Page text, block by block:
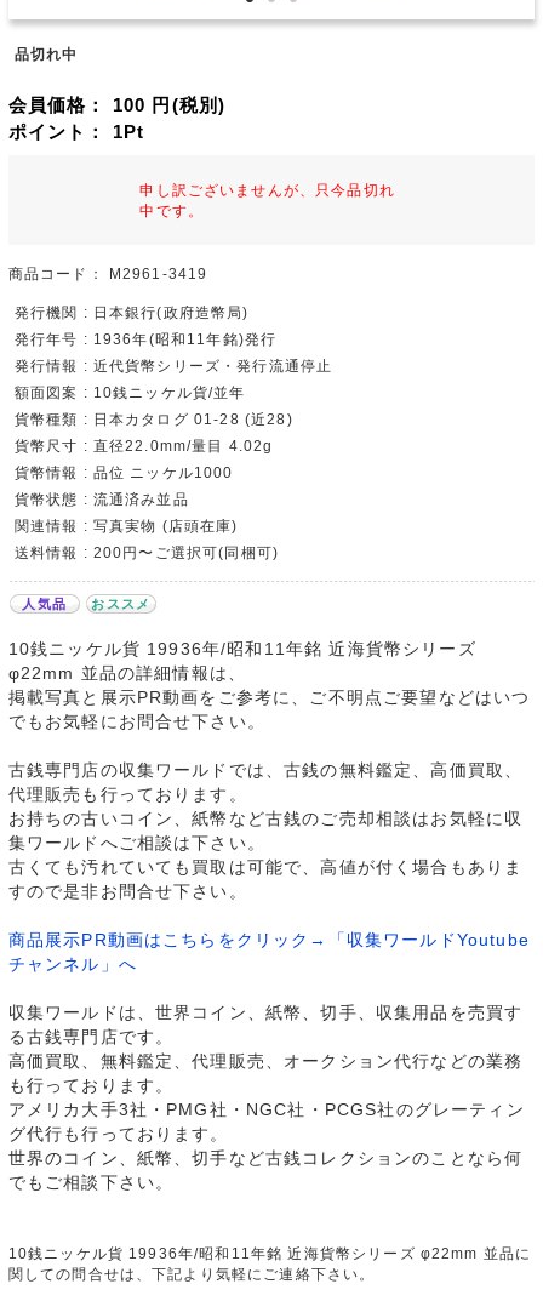
品切れ中
会員価格： 100 円(税別)
ポイント： 1Pt
申し訳ございませんが、只今品切れ
中です。
商品コード： M2961-3419
発行機関 : 日本銀行(政府造幣局)
発行年号 : 1936年(昭和11年銘)発行
発行情報 : 近代貨幣シリーズ・発行流通停止
額面図案 : 10銭ニッケル貨/並年
貨幣種類 : 日本カタログ 01-28 (近28)
貨幣尺寸 : 直径22.0mm/量目 4.02g
貨幣情報 : 品位 ニッケル1000
貨幣状態 : 流通済み並品
関連情報 : 写真実物 (店頭在庫)
送料情報 : 200円〜ご選択可(同梱可)
人気品 おススメ
10銭ニッケル貨 19936年/昭和11年銘 近海貨幣シリーズ
φ22mm 並品の詳細情報は、
掲載写真と展示PR動画をご参考に、ご不明点ご要望などはいつ
でもお気軽にお問合せ下さい。
古銭専門店の収集ワールドでは、古銭の無料鑑定、高価買取、
代理販売も行っております。
お持ちの古いコイン、紙幣など古銭のご売却相談はお気軽に収
集ワールドへご相談は下さい。
古くても汚れていても買取は可能で、高値が付く場合もありま
すので是非お問合せ下さい。
商品展示PR動画はこちらをクリック→「収集ワールドYoutube
チャンネル」へ
収集ワールドは、世界コイン、紙幣、切手、収集用品を売買す
る古銭専門店です。
高価買取、無料鑑定、代理販売、オークション代行などの業務
も行っております。
アメリカ大手3社・PMG社・NGC社・PCGS社のグレーティン
グ代行も行っております。
世界のコイン、紙幣、切手など古銭コレクションのことなら何
でもご相談下さい。
10銭ニッケル貨 19936年/昭和11年銘 近海貨幣シリーズ φ22mm 並品に
関しての問合せは、下記より気軽にご連絡下さい。